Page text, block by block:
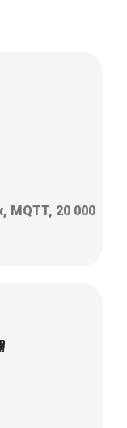
MQTT, 20 000